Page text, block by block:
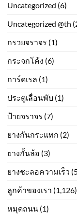
Uncategorized (6)
Uncategorized @th
กรวยจราจร (1)
กระจกโค้ง (6)
การ์ดเรล (1)
ประตูเลื่อนพับ (1)
ป้ายจราจร (7)
ยางกันกระแทก (2)
ยางกั้นล้อ (3)
ยางชะลอความเร็ว
ลูกค้าของเรา (1,126)
หมุดถนน (1)